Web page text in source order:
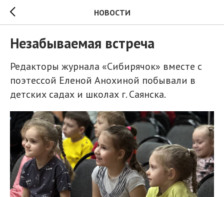
НОВОСТИ
Незабываемая встреча
Редакторы журнала «Сибирячок» вместе с
поэтессой Еленой Анохиной побывали в
детских садах и школах г. Саянска.